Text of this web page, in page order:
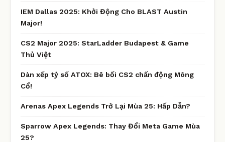
IEM Dallas 2025: Khởi Động Cho BLAST Austin
Major!
CS2 Major 2025: StarLadder Budapest & Game
Thủ Việt
Dàn xếp tỷ số ATOX: Bê bối CS2 chấn động Mông
Cổ!
Arenas Apex Legends Trở Lại Mùa 25: Hấp Dẫn?
Sparrow Apex Legends: Thay Đổi Meta Game Mùa
25?